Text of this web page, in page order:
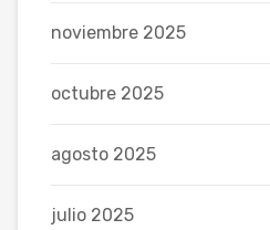
noviembre 2025
octubre 2025
agosto 2025
julio 2025